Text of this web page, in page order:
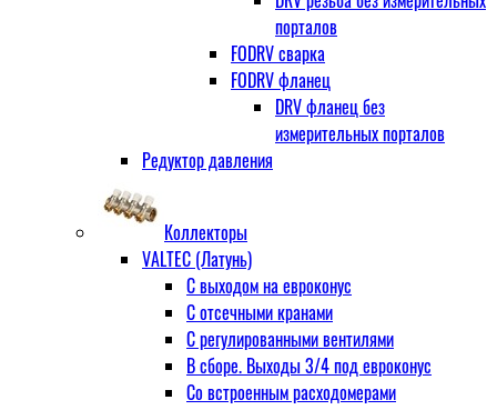
порталов
FODRV сварка
FODRV фланец
DRV фланец без
измерительных порталов
Редуктор давления
Коллекторы
VALTEC (Латунь)
С выходом на евроконус
С отсечными кранами
С регулированными вентилями
В сборе. Выходы 3/4 под евроконус
Со встроенным расходомерами